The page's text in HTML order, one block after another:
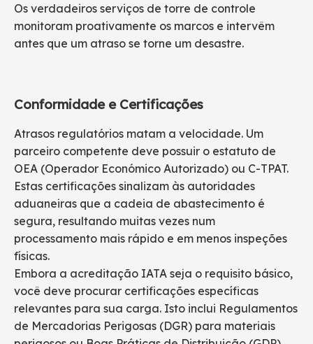
Os verdadeiros serviços de torre de controle
monitoram proativamente os marcos e intervêm
antes que um atraso se torne um desastre.
Conformidade e Certificações
Atrasos regulatórios matam a velocidade. Um
parceiro competente deve possuir o estatuto de
OEA (Operador Económico Autorizado) ou C-TPAT.
Estas certificações sinalizam às autoridades
aduaneiras que a cadeia de abastecimento é
segura, resultando muitas vezes num
processamento mais rápido e em menos inspeções
físicas.
Embora a acreditação IATA seja o requisito básico,
você deve procurar certificações específicas
relevantes para sua carga. Isto inclui Regulamentos
de Mercadorias Perigosas (DGR) para materiais